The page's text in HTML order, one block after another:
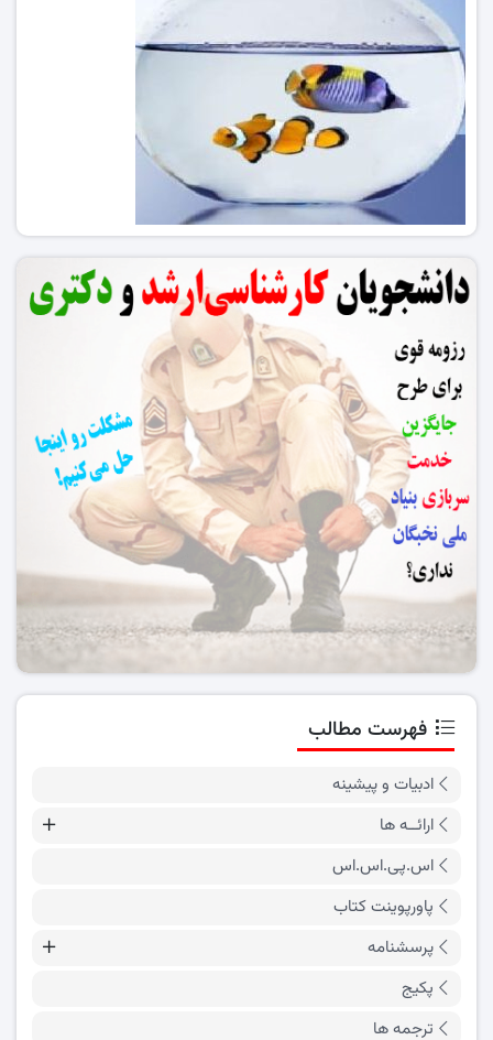
فهرست مطالب
ادبیات و پیشینه
ارائــه ها
اس.پی.اس.اس
پاورپوینت کتاب
پرسشنامه
پکیج
ترجمه ها